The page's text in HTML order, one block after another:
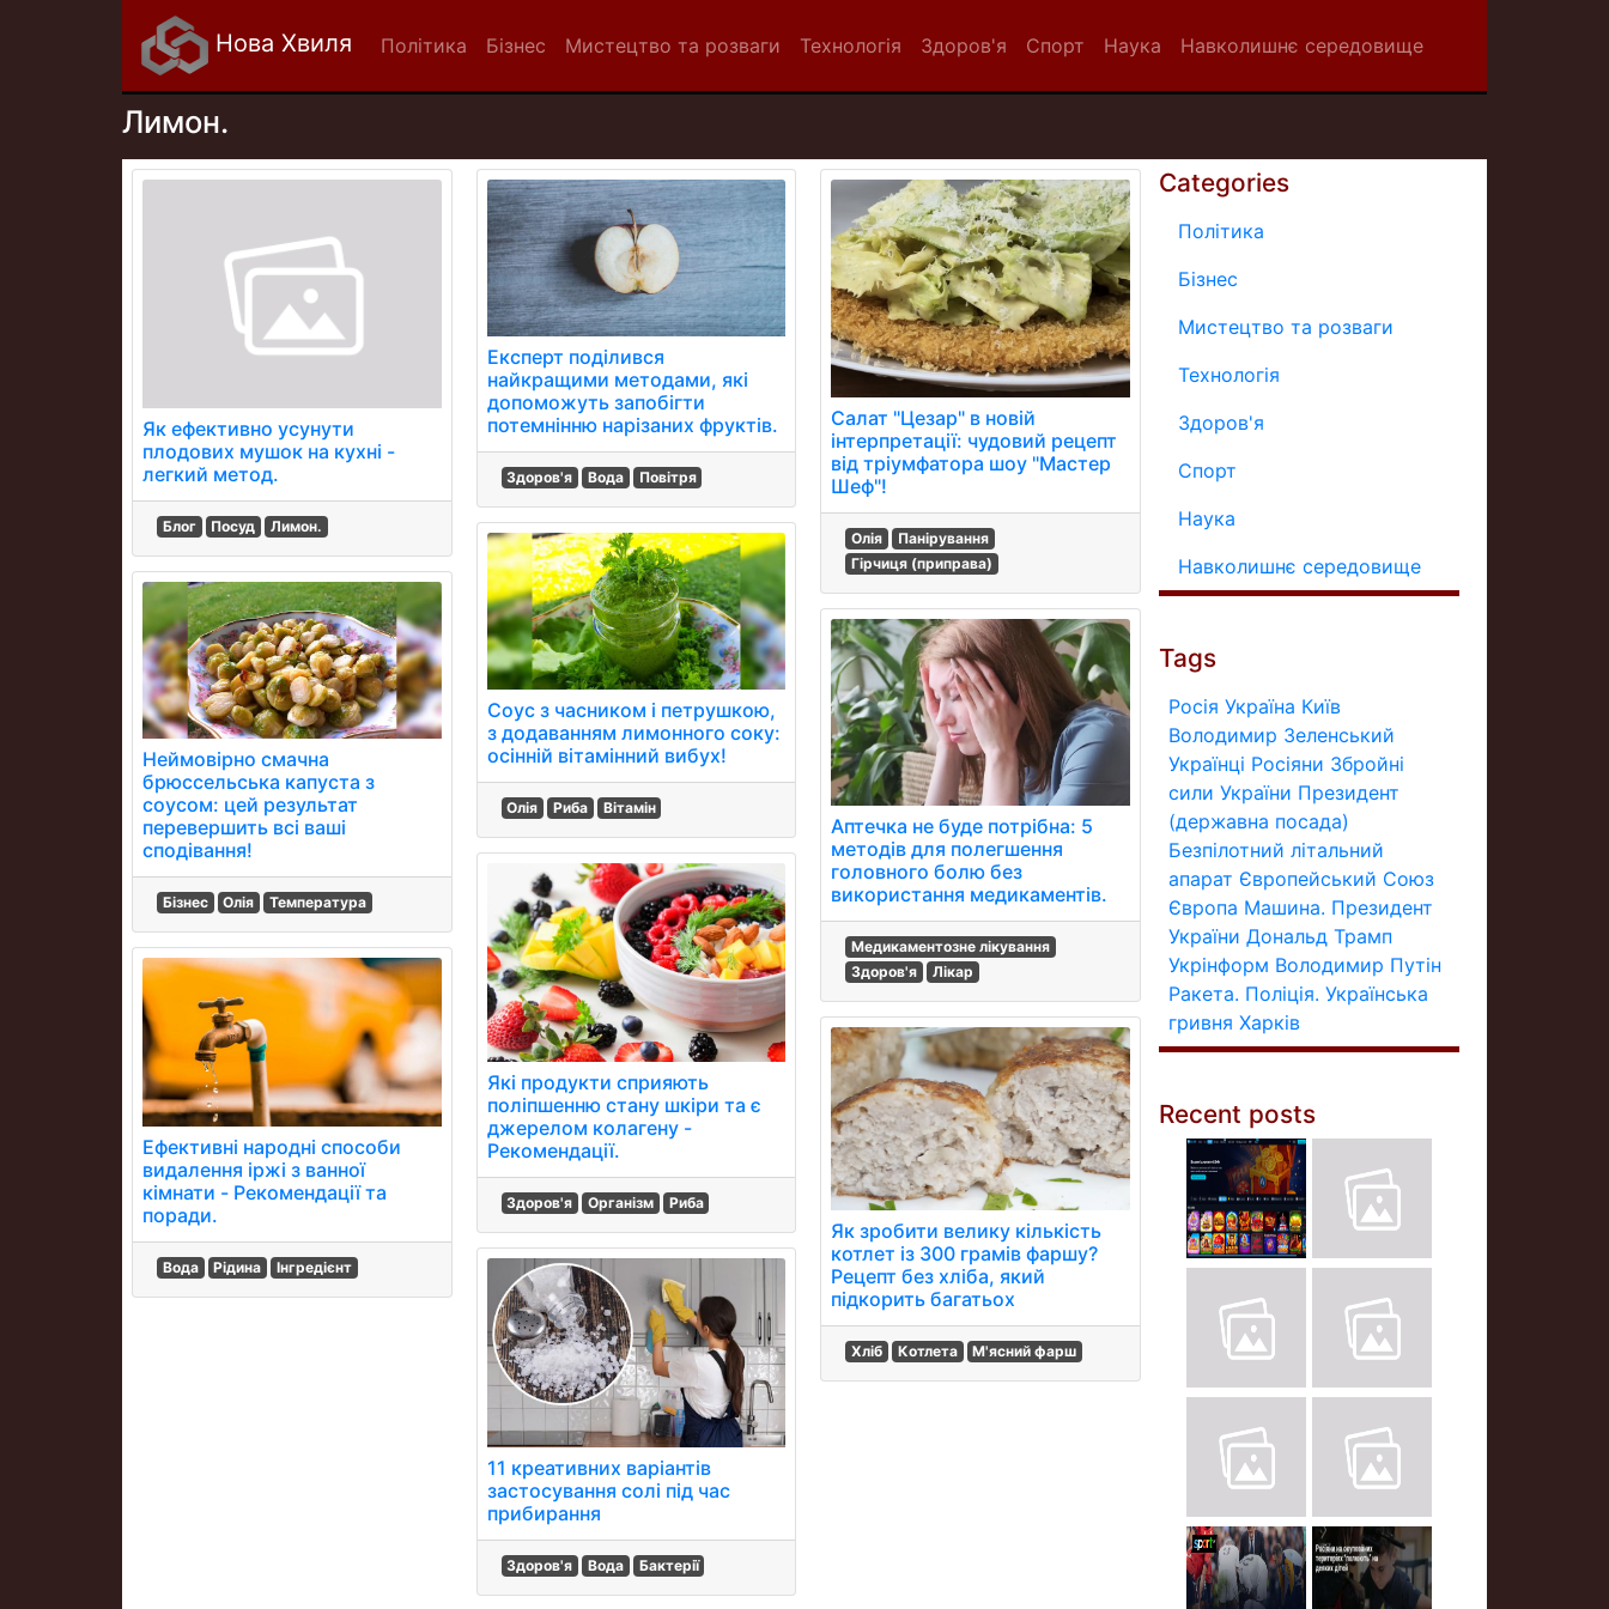
Нова Хвиля Політика Бізнес Мистецтво та розваги Технологія Здоров'я Спорт Наука Навколишнє середовище
Лимон.
Як ефективно усунути
плодових мушок на кухні -
легкий метод.
Блог Посуд Лимон.
Неймовірно смачна
брюссельська капуста з
соусом: цей результат
перевершить всі ваші
сподівання!
Бізнес Олія Температура
Ефективні народні способи
видалення іржі з ванної
кімнати - Рекомендації та
поради.
Вода Рідина Інгредієнт
Експерт поділився
найкращими методами, які
допоможуть запобігти
потемнінню нарізаних фруктів.
Здоров'я Вода Повітря
Соус з часником і петрушкою,
з додаванням лимонного соку:
осінній вітамінний вибух!
Олія Риба Вітамін
Які продукти сприяють
поліпшенню стану шкіри та є
джерелом колагену -
Рекомендації.
Здоров'я Організм Риба
11 креативних варіантів
застосування солі під час
прибирання
Здоров'я Вода Бактерії
Салат "Цезар" в новій
інтерпретації: чудовий рецепт
від тріумфатора шоу "Мастер
Шеф"!
Олія
Панірування
Гірчиця (приправа)
Аптечка не буде потрібна: 5
методів для полегшення
головного болю без
використання медикаментів.
Медикаментозне лікування
Здоров'я
Лікар
Як зробити велику кількість
котлет із 300 грамів фаршу?
Рецепт без хліба, який
підкорить багатьох
Хліб Котлета М'ясний фарш
Categories
Політика
Бізнес
Мистецтво та розваги
Технологія
Здоров'я
Спорт
Наука
Навколишнє середовище
Tags
Росія Україна Київ
Володимир Зеленський
Українці Росіяни Збройні
сили України Президент
(державна посада)
Безпілотний літальний
апарат Європейський Союз
Європа Машина. Президент
України Дональд Трамп
Укрінформ Володимир Путін
Ракета. Поліція. Українська
гривня Харків
Recent posts